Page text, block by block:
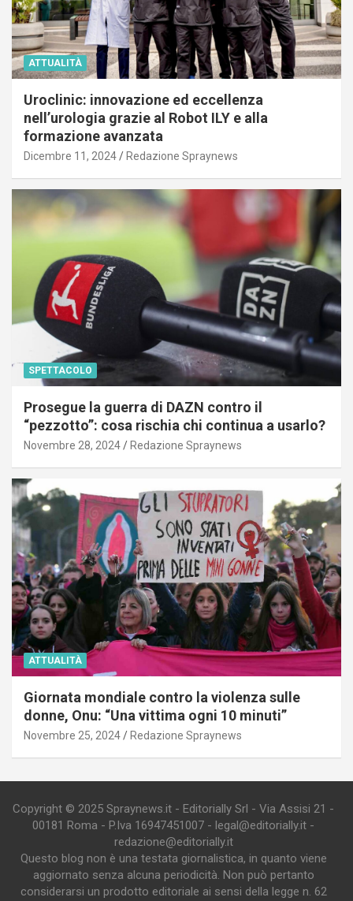
ATTUALITÀ
Uroclinic: innovazione ed eccellenza
nell’urologia grazie al Robot ILY e alla
formazione avanzata
Dicembre 11, 2024 Redazione Spraynews
SPETTACOLO
Prosegue la guerra di DAZN contro il
“pezzotto”: cosa rischia chi continua a usarlo?
Novembre 28, 2024 Redazione Spraynews
ATTUALITÀ
Giornata mondiale contro la violenza sulle
donne, Onu: “Una vittima ogni 10 minuti”
Novembre 25, 2024 Redazione Spraynews
Copyright © 2025 Spraynews.it - Editorially Srl - Via Assisi 21 -
00181 Roma - P.Iva 16947451007 - legal@editorially.it -
redazione@editorially.it
Questo blog non è una testata giornalistica, in quanto viene
aggiornato senza alcuna periodicità. Non può pertanto
considerarsi un prodotto editoriale ai sensi della legge n. 62